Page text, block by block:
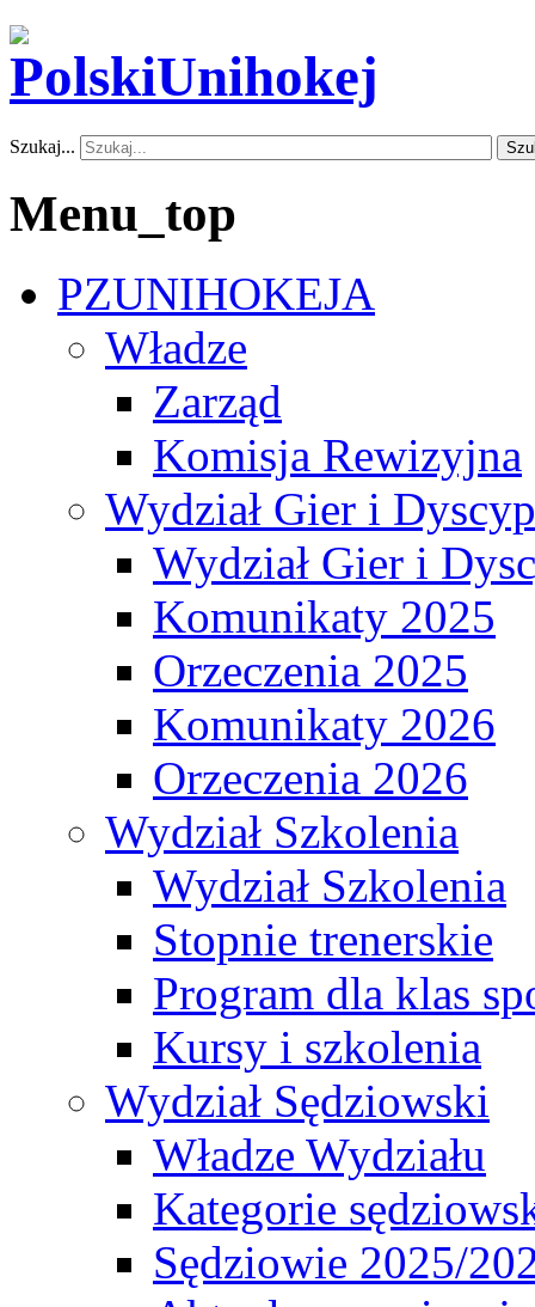
Szukaj...
Menu_top
PZUNIHOKEJA
Władze
Zarząd
Komisja Rewizyjna
Wydział Gier i
Wydział Gier i
Komunikaty 2025
Orzeczenia 2025
Komunikaty 2026
Orzeczenia 2026
Wydział Szkolenia
Wydział Szkolenia
Stopnie trenerskie
Program dla klas
Kursy i szkolenia
Wydział Sędziowski
Władze Wydziału
Kategorie
Sędziowie 2025/